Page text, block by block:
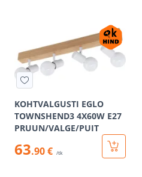
KOHTVALGUSTI EGLO
TOWNSHEND3 4X60W E27
PRUUN/VALGE/PUIT
63.90 € /tk